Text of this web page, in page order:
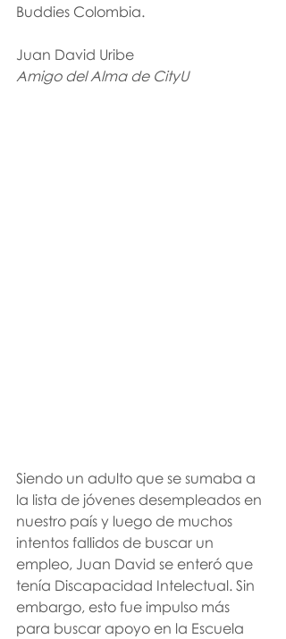
Buddies Colombia.
Juan David Uribe
Amigo del Alma de CityU
Siendo un adulto que se sumaba a
la lista de jóvenes desempleados en
nuestro país y luego de muchos
intentos fallidos de buscar un
empleo, Juan David se enteró que
tenía Discapacidad Intelectual. Sin
embargo, esto fue impulso más
para buscar apoyo en la Escuela